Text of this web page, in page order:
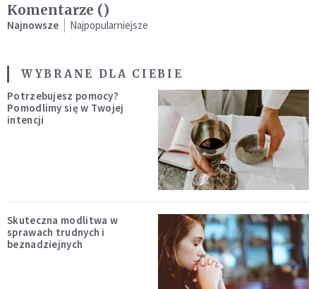
Komentarze ()
Najnowsze Najpopularniejsze
WYBRANE DLA CIEBIE
Potrzebujesz pomocy?
Pomodlimy się w Twojej
intencji
Skuteczna modlitwa w
sprawach trudnych i
beznadziejnych